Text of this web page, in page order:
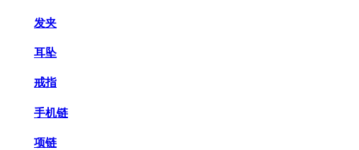
发夹
耳坠
戒指
手机链
项链